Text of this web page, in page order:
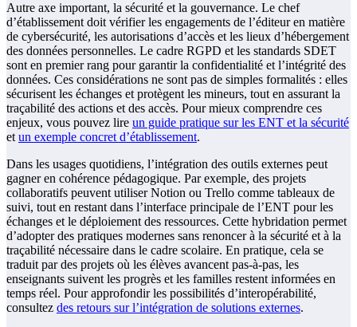
Autre axe important, la sécurité et la gouvernance. Le chef
d’établissement doit vérifier les engagements de l’éditeur en matière
de cybersécurité, les autorisations d’accès et les lieux d’hébergement
des données personnelles. Le cadre RGPD et les standards SDET
sont en premier rang pour garantir la confidentialité et l’intégrité des
données. Ces considérations ne sont pas de simples formalités : elles
sécurisent les échanges et protègent les mineurs, tout en assurant la
traçabilité des actions et des accès. Pour mieux comprendre ces
enjeux, vous pouvez lire un guide pratique sur les ENT et la sécurité
et un exemple concret d’établissement.
Dans les usages quotidiens, l’intégration des outils externes peut
gagner en cohérence pédagogique. Par exemple, des projets
collaboratifs peuvent utiliser Notion ou Trello comme tableaux de
suivi, tout en restant dans l’interface principale de l’ENT pour les
échanges et le déploiement des ressources. Cette hybridation permet
d’adopter des pratiques modernes sans renoncer à la sécurité et à la
traçabilité nécessaire dans le cadre scolaire. En pratique, cela se
traduit par des projets où les élèves avancent pas-à-pas, les
enseignants suivent les progrès et les familles restent informées en
temps réel. Pour approfondir les possibilités d’interopérabilité,
consultez des retours sur l’intégration de solutions externes.